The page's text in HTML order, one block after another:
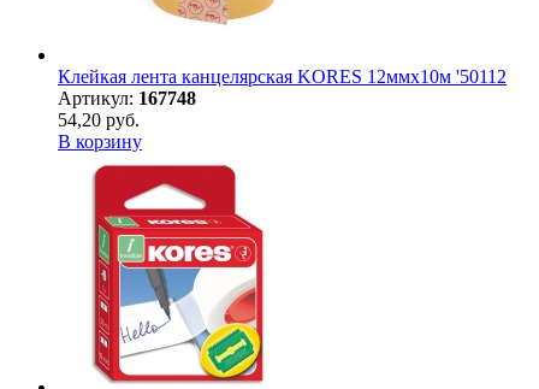
Клейкая лента канцелярская KORES 12ммx10м '50112
Артикул: 167748
54,20 руб.
В корзину